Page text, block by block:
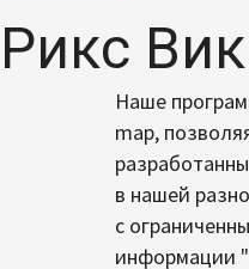
Рикс
Наше
map,
в нашей
с
информации